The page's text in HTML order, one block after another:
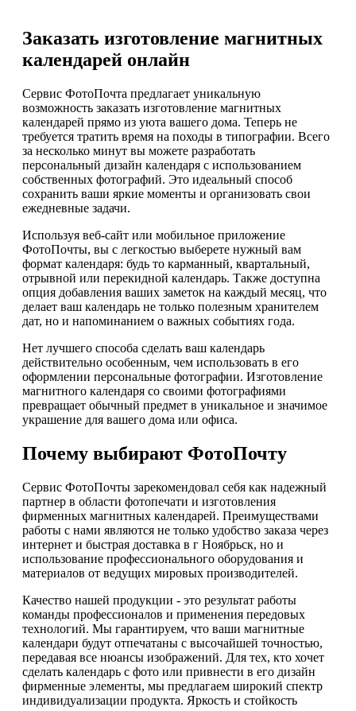
Заказать изготовление магнитных
календарей онлайн
Сервис ФотоПочта предлагает уникальную
возможность заказать изготовление магнитных
календарей прямо из уюта вашего дома. Теперь не
требуется тратить время на походы в типографии. Всего
за несколько минут вы можете разработать
персональный дизайн календаря с использованием
собственных фотографий. Это идеальный способ
сохранить ваши яркие моменты и организовать свои
ежедневные задачи.
Используя веб-сайт или мобильное приложение
ФотоПочты, вы с легкостью выберете нужный вам
формат календаря: будь то карманный, квартальный,
отрывной или перекидной календарь. Также доступна
опция добавления ваших заметок на каждый месяц, что
делает ваш календарь не только полезным хранителем
дат, но и напоминанием о важных событиях года.
Нет лучшего способа сделать ваш календарь
действительно особенным, чем использовать в его
оформлении персональные фотографии. Изготовление
магнитного календаря со своими фотографиями
превращает обычный предмет в уникальное и значимое
украшение для вашего дома или офиса.
Почему выбирают ФотоПочту
Сервис ФотоПочты зарекомендовал себя как надежный
партнер в области фотопечати и изготовления
фирменных магнитных календарей. Преимуществами
работы с нами являются не только удобство заказа через
интернет и быстрая доставка в г Ноябрьск, но и
использование профессионального оборудования и
материалов от ведущих мировых производителей.
Качество нашей продукции - это результат работы
команды профессионалов и применения передовых
технологий. Мы гарантируем, что ваши магнитные
календари будут отпечатаны с высочайшей точностью,
передавая все нюансы изображений. Для тех, кто хочет
сделать календарь с фото или привнести в его дизайн
фирменные элементы, мы предлагаем широкий спектр
индивидуализации продукта. Яркость и стойкость